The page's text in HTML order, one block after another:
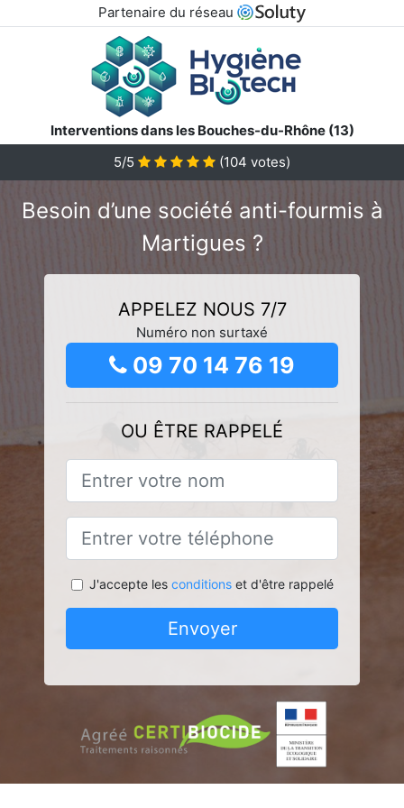
Partenaire du réseau
Interventions dans les Bouches-du-Rhône (13)
5/5
(104 votes)
Besoin d’une société anti-fourmis à
Martigues ?
APPELEZ NOUS 7/7
Numéro non surtaxé
09 70 14 76 19
OU ÊTRE RAPPELÉ
J'accepte les conditionset d'être rappelé
Envoyer